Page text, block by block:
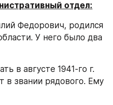
отдел:
Федорович, родился
У него было два
в августе 1941-го г.
в звании рядового. Ему